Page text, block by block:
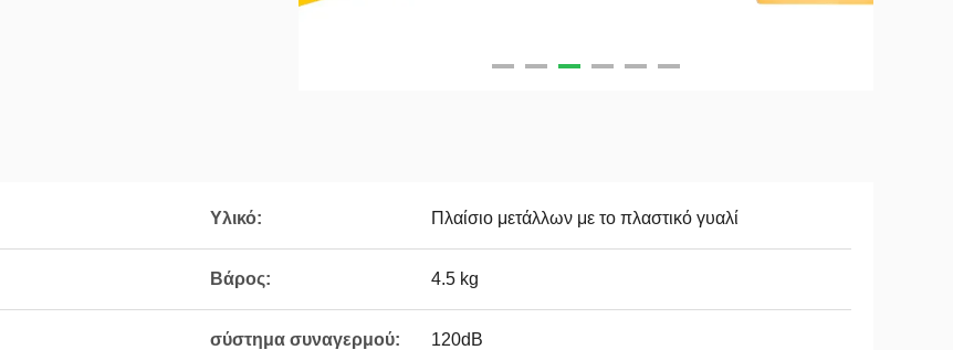
Υλικό: Πλαίσιο μετάλλων με το πλαστικό γυαλί
Βάρος: 4.5 kg
σύστημα συναγερμού: 120dB